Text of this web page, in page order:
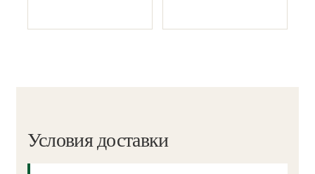
Условия доставки